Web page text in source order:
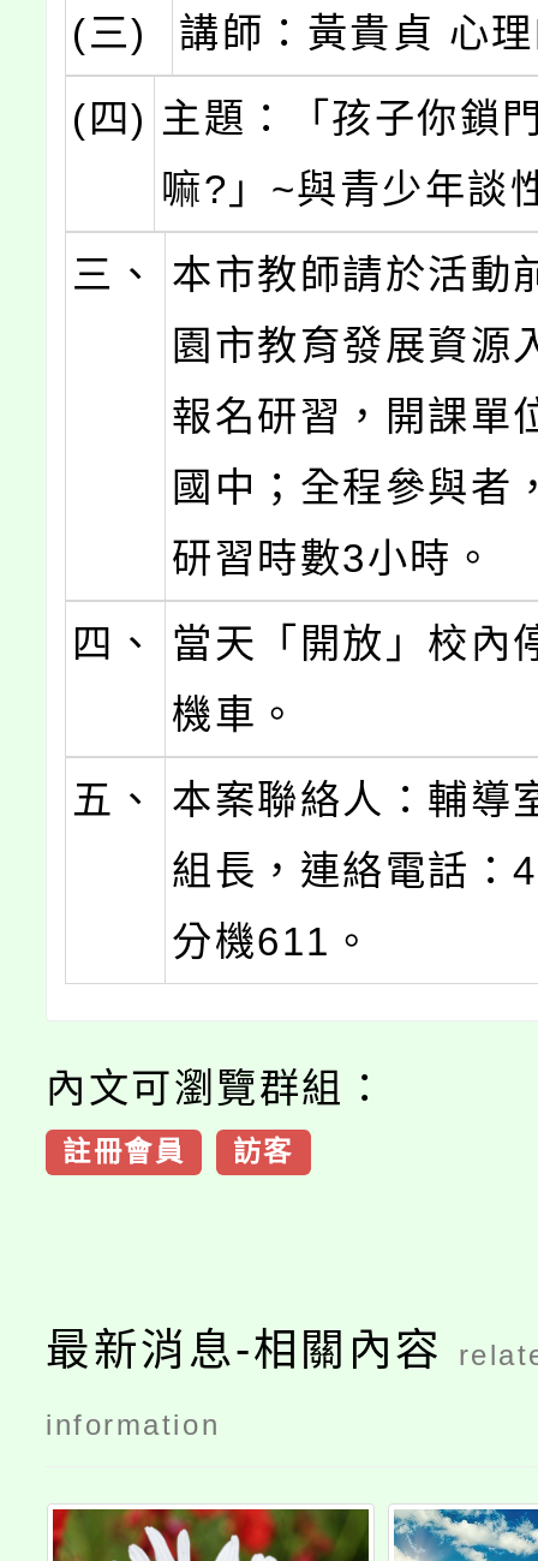
(三)
講師：黃貴貞 心
(四) 主題：「孩子你鎖
嘛?」~與青少年談
三、
本市教師請於活動
園市教育發展資源
報名研習，開課單
國中；全程參與者
研習時數3小時。
四、
當天「開放」校內
機車。
五、
本案聯絡人：輔導
組長，連絡電話：
分機611。
內文可瀏覽群組：
註冊會員 訪客
最新消息-相關內容
information